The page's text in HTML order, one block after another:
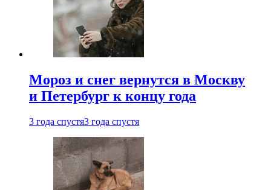
Мороз и снег вернутся в Москву
и Петербург к концу года
3 года спустя3 года спустя